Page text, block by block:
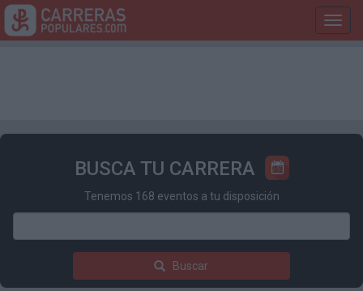
BUSCA TU CARRERA
Tenemos 168 eventos a tu disposición
Buscar